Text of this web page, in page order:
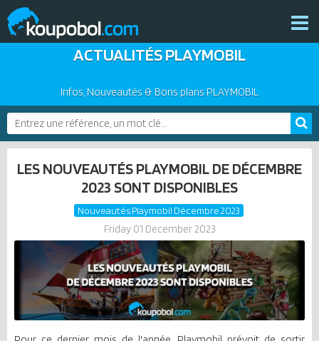
THÈMES
PLAYMOBIL 2026
BONS PLANS
PRODUITS COMPLÉMENTAIRES
ASSOCIATIONS DE FANS
EXPOSITIONS PLAYMOBIL
CATALOGUES PLAYMOBIL
LES PLAYMOBIL LES PLUS CHERS
DERNIERS PLAYMOBIL AJOUTÉS
ACTUALITÉS PLAYMOBIL
Infos, Nouveautés & Bons plans PLAYMOBIL
LES NOUVEAUTÉS PLAYMOBIL DE DÉCEMBRE
2023 SONT DISPONIBLES
Nouveautés Playmobil Décembre 2023
Friday 01 December 2023